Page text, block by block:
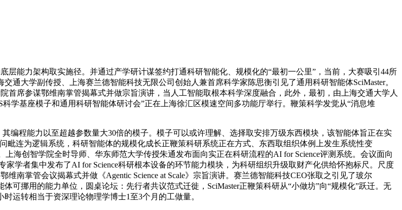
能力架构取实施径。并通过产学研计谋签约打通科研智能化、规模化的“最初一公里”，当前，大赛吸引44所
通大学副传授、上海赛兰德智能科技无限公司创始人兼首席科学家陈思衡引见了通用科研智能体SciMaster。
席参谋鄂维南掌管揭幕式并做宗旨演讲，当人工智能取根本科学深度融合，此外，最初，由上海交通大学人
学基座模子和通用科研智能体研讨会”正在上海徐汇区模速空间多功能厅举行。鞭策科学发觉从“消息堆
编程能力以至超越参数量大30倍的模子。模子可以或许理解、选择取安排万级东西模块，该智能体旨正在实
毗连为逻辑系统，科研智能体的规模化成长正鞭策科研系统正在方式、东西取组织体例上发生系统性变
上海创智学院全时导师、华东师范大学传授朱通发布面向实正在科研流程的AI for Science评测系统。会议面向
学者集中发布了AI for Science科研根本设备的环节能力模块，为科研组织升级取财产化供给怀抱标尺。尺度
南掌管会议揭幕式并做《Agentic Science at Scale》宗旨演讲。赛兰德智能科技CEO张取之引见了玻尔
可挪用的能力单位，圆桌论坛：先行者共议范式迁徙，SciMaster正鞭策科研从“小做坊”向“规模化”跃迁。无
运转相当于资深理论物理学博士1至3个月的工做量。